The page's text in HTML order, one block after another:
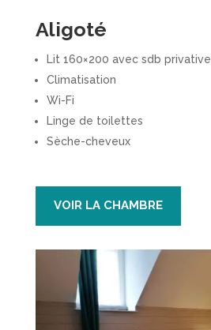
Aligoté
Lit 160×200 avec sdb privative
Climatisation
Wi-Fi
Linge de toilettes
Sèche-cheveux
VOIR LA CHAMBRE